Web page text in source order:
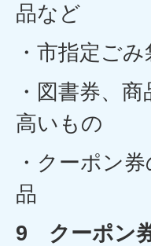
品など
・市指定ごみ
・図書券、
高いもの
・クーポン
品
9 クーポン